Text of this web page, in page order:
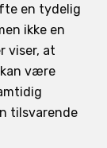
en tydelig
ikke en
viser, at
kan være
tilsvarende